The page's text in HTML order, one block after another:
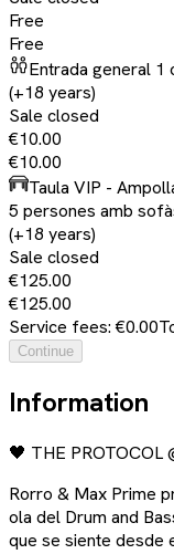
Free
Free
Entrada general 1
(+18 years)
Sale closed
€10.00
€10.00
Taula VIP -
5 persones amb
(+18 years)
Sale closed
€125.00
€125.00
Service fees: €0.00
Continue
Information
🖤 THE PROTOCOL
Rorro & Max Prime
ola del Drum and
que se siente desde